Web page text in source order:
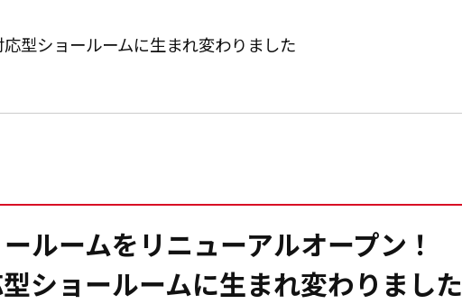
型ショールームに生まれ変わりました
ルームをリニューアルオープン！
ショールームに生まれ変わりました